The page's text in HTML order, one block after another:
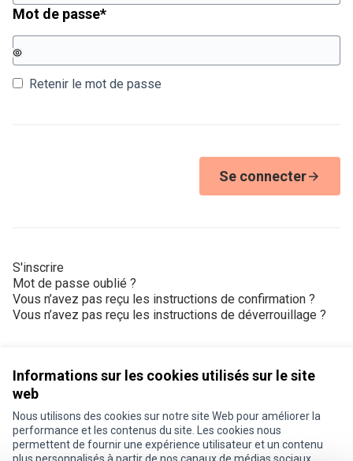
Informations sur les cookies utilisés sur le site
web
Nous utilisons des cookies sur notre site Web pour améliorer la
performance et les contenus du site. Les cookies nous
permettent de fournir une expérience utilisateur et un contenu
Mot de passe*Champ obligatoire
Retenir le mot de passe
Se connecter
S'inscrire
Mot de passe oublié ?
Vous n’avez pas reçu les instructions de confirmation ?
Vous n’avez pas reçu les instructions de déverrouillage ?
Conditions d'utilisation
Paramètres des cookies
Je participe ! sur X
Je participe ! sur Facebook
Je participe ! sur Instagram